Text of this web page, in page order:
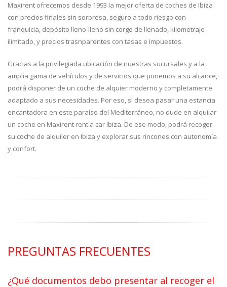
Maxirent ofrecemos desde 1993 la mejor oferta de coches de Ibiza
con precios finales sin sorpresa, seguro a todo riesgo con
franquicia, depósito lleno-lleno sin corgo de llenado, kilometraje
ilimitado, y precios trasnparentes con tasas e impuestos.
Gracias a la privilegiada ubicación de nuestras sucursales y a la
amplia gama de vehículos y de servicios que ponemos a su alcance,
podrá disponer de un coche de alquier moderno y completamente
adaptado a sus necesidades. Por eso, si desea pasar una estancia
encantadora en este paraíso del Mediterráneo, no dude en alquilar
un coche en Maxirent rent a car Ibiza. De ese modo, podrá recoger
su coche de alquiler en Ibiza y explorar sus rincones con autonomía
y confort.
PREGUNTAS FRECUENTES
¿Qué documentos debo presentar al recoger el